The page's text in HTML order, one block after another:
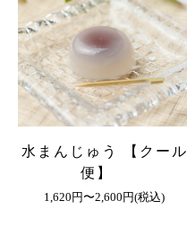
水まんじゅう 【クール
便】
1,620円〜2,600円(税込)